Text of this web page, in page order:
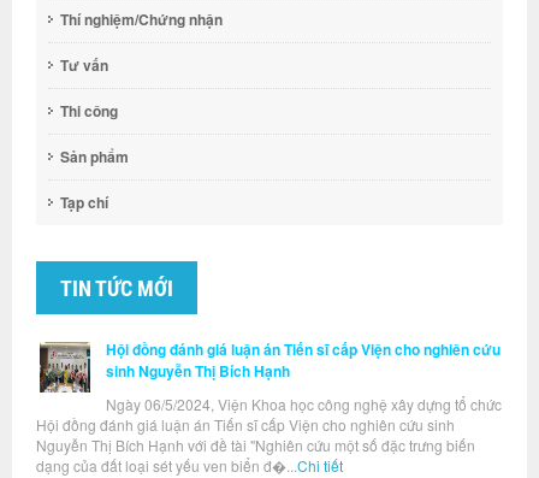
Thí nghiệm/Chứng nhận
Tư vấn
Thi công
Sản phẩm
Tạp chí
TIN TỨC MỚI
Hội đồng đánh giá luận án Tiến sĩ cấp Viện cho nghiên cứu
sinh Nguyễn Thị Bích Hạnh
Ngày 06/5/2024, Viện Khoa học công nghệ xây dựng tổ chức
Hội đồng đánh giá luận án Tiến sĩ cấp Viện cho nghiên cứu sinh
Nguyễn Thị Bích Hạnh với đề tài "Nghiên cứu một số đặc trưng biến
dạng của đất loại sét yếu ven biển đ�... Chi tiết